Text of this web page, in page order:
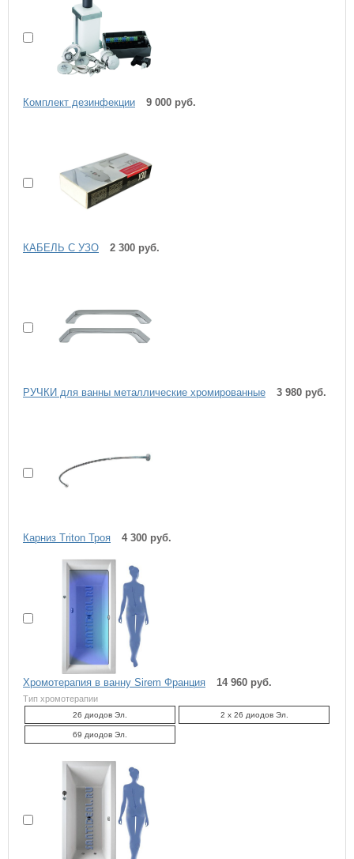
Комплект дезинфекции 9 000 руб.
КАБЕЛЬ С УЗО 2 300 руб.
РУЧКИ для ванны металлические хромированные 3 980 руб.
Карниз Triton Троя 4 300 руб.
Хромотерапия в ванну Sirem Франция 14 960 руб.
Тип хромотерапии
26 диодов Эл. 2 x 26 диодов Эл.
69 диодов Эл.